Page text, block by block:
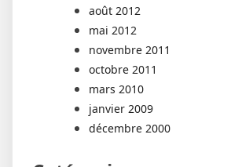
août 2012
mai 2012
novembre 2011
octobre 2011
mars 2010
janvier 2009
décembre 2000